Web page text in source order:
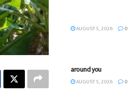
AUGUST 5, 2026 0
around you
AUGUST 5, 2026 0